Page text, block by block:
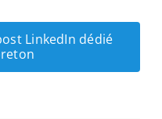
LinkedIn dédié